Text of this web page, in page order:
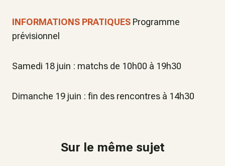
INFORMATIONS PRATIQUES Programme
prévisionnel
Samedi 18 juin : matchs de 10h00 à 19h30
Dimanche 19 juin : fin des rencontres à 14h30
Sur le même sujet